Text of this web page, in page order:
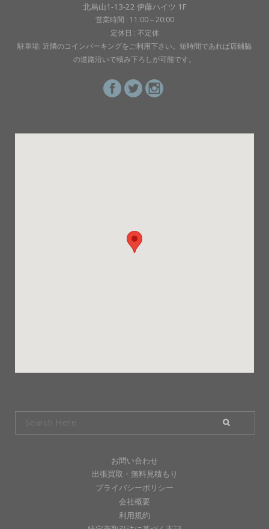
北烏山1-13-22 伊藤ハイツ 1F
営業時間 : 11:00～20:00
定休日 : 不定休
駐車場: 近隣のコインパーキングをご利用下さい。短時間であれば店鋪脇
の道路沿いで積み下ろしが可能です。
お問い合わせ
出張買取・無料見積もり
プライバシーポリシー
会社概要
利用規約